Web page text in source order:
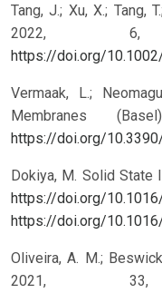
Tang, J.; Xu, X.; Tang,
2022, 6,
https://doi.org/
Vermaak, L.;
Membranes
https://doi.org/
Dokiya, M. Solid State
https://doi.org/
https://doi.org/
Oliveira, A. M.;
2021,